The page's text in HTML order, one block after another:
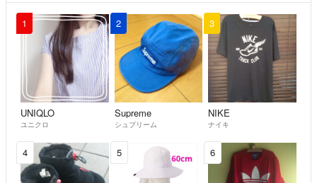
1
UNIQLO
ユニクロ
2
Supreme
シュプリーム
3
NIKE
ナイキ
4 5 6